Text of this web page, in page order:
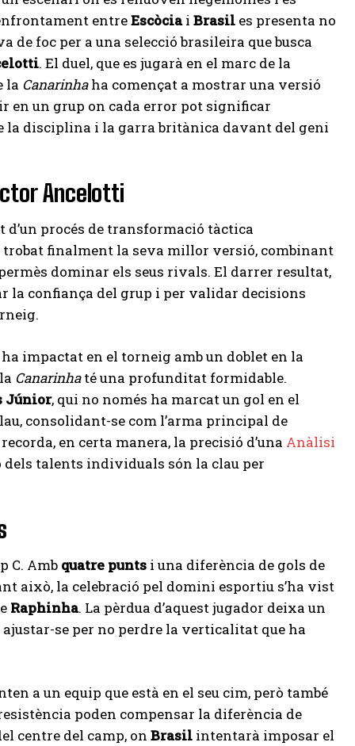
entreEscòciai Brasil es presenta no
de foc per a una selecció brasileira que busca
. El duel, que es jugarà en el marc de la
la Canarinhaha començat a mostrar una versió
en un grup on cada error pot significar
la disciplina i la garra britànica davant del geni
Ancelotti
procés de transformació tàctica
trobat finalment la seva millor versió, combinant
dominar els seus rivals. El darrer resultat,
la confiança del grup i per validar decisions
ha impactat en el torneig amb un doblet en la
Canarinhaté una profunditat formidable.
Júnior, qui no només ha marcat un gol en el
consolidant-se com l’arma principal de
en certa manera, la precisió d’una Anàlisi
dels talents individuals són la clau per
C. Amb quatre punts i una diferència de gols de
això, la celebració pel domini esportiu s’ha vist
Raphinha. La pèrdua d’aquest jugador deixa un
ajustar-se per no perdre la verticalitat que ha
a un equip que està en el seu cim, però també
poden compensar la diferència de
centre del camp, on Brasil intentarà imposar el